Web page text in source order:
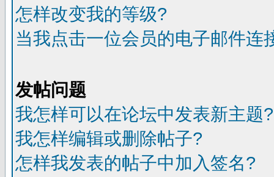
怎样改变我的等级?
当我点击一位会员的电子邮件连
发帖问题
我怎样可以在论坛中发表新主题?
我怎样编辑或删除帖子?
怎样我发表的帖子中加入签名?